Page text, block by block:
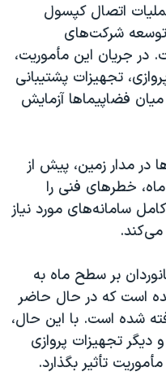
اتصال کپسول
توسعه شرکت‌های
جریان این مأموریت،
تجهیزات پشتیبانی
فضاپیماها آزمایش
در مدار زمین، پیش از
خطرهای فنی را
سامانه‌های مورد نیاز
می‌کند.
بر سطح ماه به
۴» منتقل شده است که در حال حاضر
در نظر گرفته شده است. با این حال،
تجهیزات پروازی
تأثیر بگذارد.